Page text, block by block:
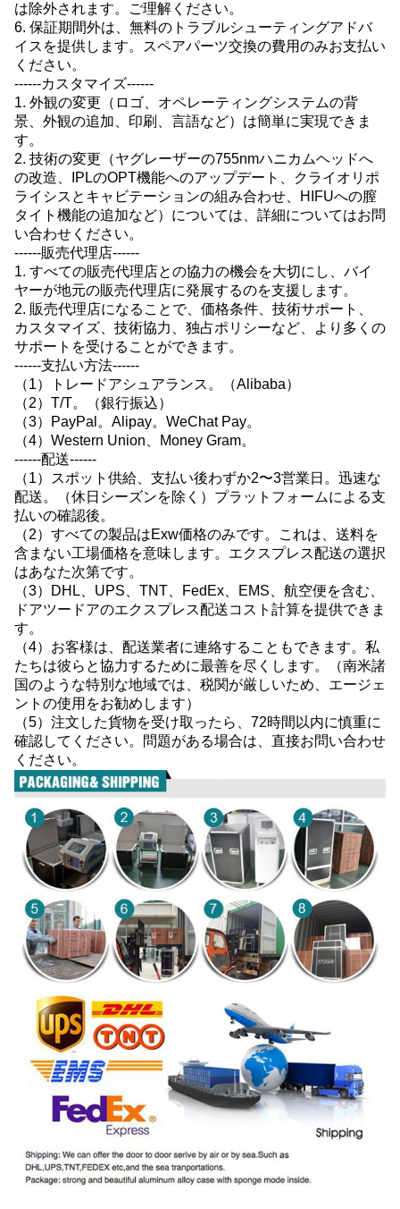
は除外されます。ご理解ください。
6. 保証期間外は、無料のトラブルシューティングアドバ
イスを提供します。スペアパーツ交換の費用のみお支払い
ください。
------カスタマイズ------
1. 外観の変更（ロゴ、オペレーティングシステムの背
景、外観の追加、印刷、言語など）は簡単に実現できま
す。
2. 技術の変更（ヤグレーザーの755nmハニカムヘッドへ
の改造、IPLのOPT機能へのアップデート、クライオリポ
ライシスとキャビテーションの組み合わせ、HIFUへの膣
タイト機能の追加など）については、詳細についてはお問
い合わせください。
------販売代理店------
1. すべての販売代理店との協力の機会を大切にし、バイ
ヤーが地元の販売代理店に発展するのを支援します。
2. 販売代理店になることで、価格条件、技術サポート、
カスタマイズ、技術協力、独占ポリシーなど、より多くの
サポートを受けることができます。
------支払い方法------
（1）トレードアシュアランス。（Alibaba）
（2）T/T。（銀行振込）
（3）PayPal。Alipay。WeChat Pay。
（4）Western Union、Money Gram。
------配送------
（1）スポット供給、支払い後わずか2〜3営業日。迅速な
配送。（休日シーズンを除く）プラットフォームによる支
払いの確認後。
（2）すべての製品はExw価格のみです。これは、送料を
含まない工場価格を意味します。エクスプレス配送の選択
はあなた次第です。
（3）DHL、UPS、TNT、FedEx、EMS、航空便を含む、
ドアツードアのエクスプレス配送コスト計算を提供できま
す。
（4）お客様は、配送業者に連絡することもできます。私
たちは彼らと協力するために最善を尽くします。（南米諸
国のような特別な地域では、税関が厳しいため、エージェ
ントの使用をお勧めします）
（5）注文した貨物を受け取ったら、72時間以内に慎重に
確認してください。問題がある場合は、直接お問い合わせ
ください。